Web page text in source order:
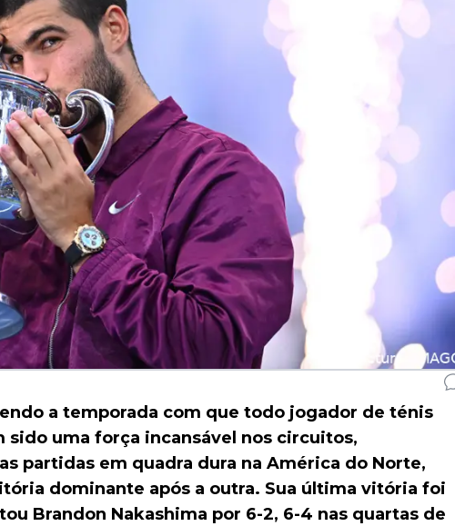
a temporada com que todo jogador de ténis
sido uma força incansável nos circuitos,
partidas em quadra dura na América do Norte,
dominante após a outra. Sua última vitória foi
Brandon Nakashima por 6-2, 6-4 nas quartas de